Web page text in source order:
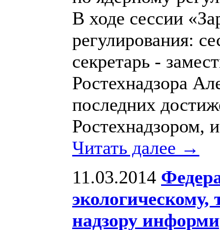
В ходе сессии
регулирования:
секретарь -
Ростехнадзора
последних
Ростехнадзором,
Читать далее →
11.03.2014
экологическому,
надзору